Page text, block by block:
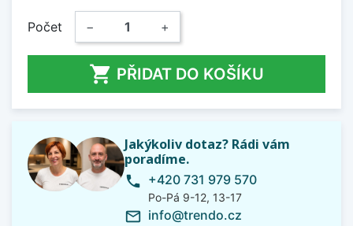
Počet − +
 PŘIDAT DO KOŠÍKU
Jakýkoliv dotaz? Rádi vám
poradíme.
phone +420 731 979 570
Po-Pá 9-12, 13-17
mail_outline info@trendo.cz